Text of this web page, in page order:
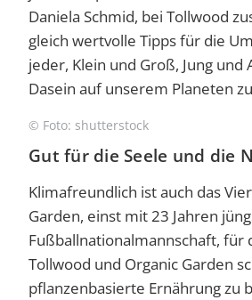
Daniela Schmid, bei Tollwood
gleich wertvolle Tipps für die
jeder, Klein und Groß, Jung
Dasein auf unserem Planeten
© Foto: shutterstock
Gut für die Seele und die
Klimafreundlich ist auch das
Garden, einst mit 23 Jahren
Fußballnationalmannschaft, für
Tollwood und Organic Garden
pflanzenbasierte Ernährung zu